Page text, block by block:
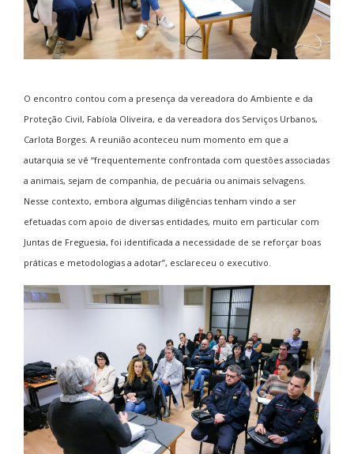
O encontro contou com a presença da vereadora do Ambiente e da
Proteção Civil, Fabíola Oliveira, e da vereadora dos Serviços Urbanos,
Carlota Borges. A reunião aconteceu num momento em que a
autarquia se vê “frequentemente confrontada com questões associadas
a animais, sejam de companhia, de pecuária ou animais selvagens.
Nesse contexto, embora algumas diligências tenham vindo a ser
efetuadas com apoio de diversas entidades, muito em particular com
Juntas de Freguesia, foi identificada a necessidade de se reforçar boas
práticas e metodologias a adotar”, esclareceu o executivo.